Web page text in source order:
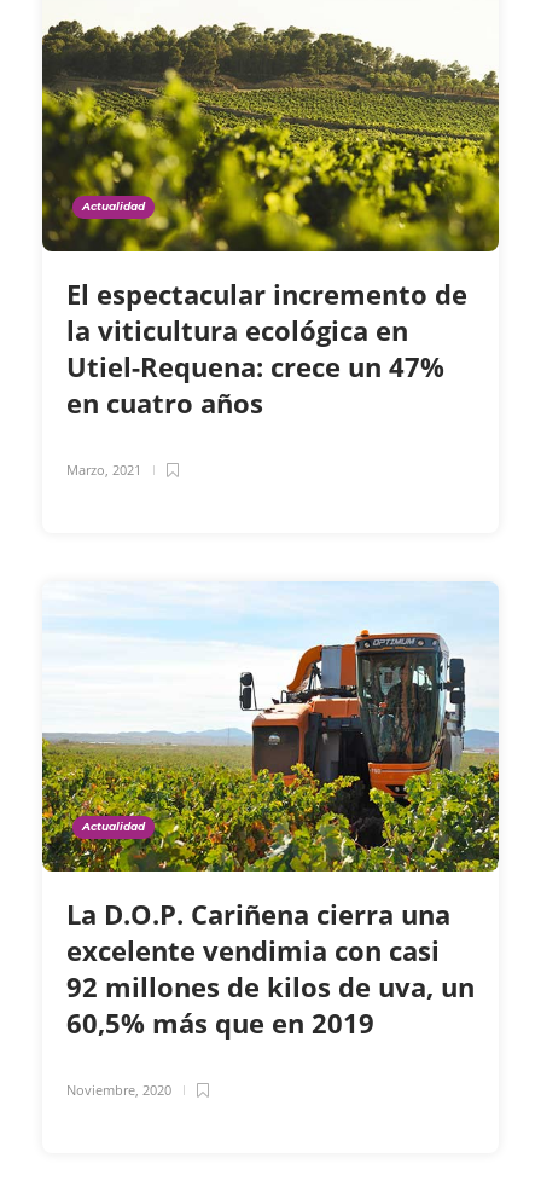
Actualidad
El espectacular incremento de
la viticultura ecológica en
Utiel-Requena: crece un 47%
en cuatro años
Marzo, 2021
Actualidad
La D.O.P. Cariñena cierra una
excelente vendimia con casi
92 millones de kilos de uva, un
60,5% más que en 2019
Noviembre, 2020